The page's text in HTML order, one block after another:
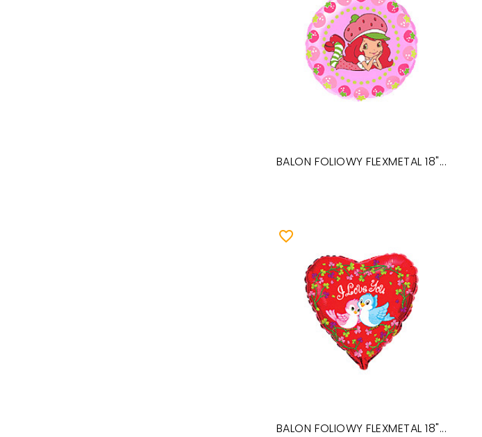
BALON FOLIOWY FLEXMETAL 18"...
BALON FOLIOWY FLEXMETAL 18"...
favorite_border